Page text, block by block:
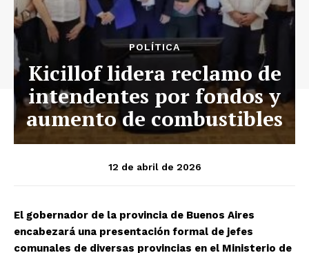
POLÍTICA
Kicillof lidera reclamo de
intendentes por fondos y
aumento de combustibles
12 de abril de 2026
El gobernador de la provincia de Buenos Aires
encabezará una presentación formal de jefes
comunales de diversas provincias en el Ministerio de